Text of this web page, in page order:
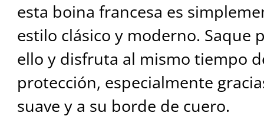
esta boina francesa es
estilo clásico y moderno. Saque
ello y disfruta al mismo tiempo
protección, especialmente
suave y a su borde de cuero.